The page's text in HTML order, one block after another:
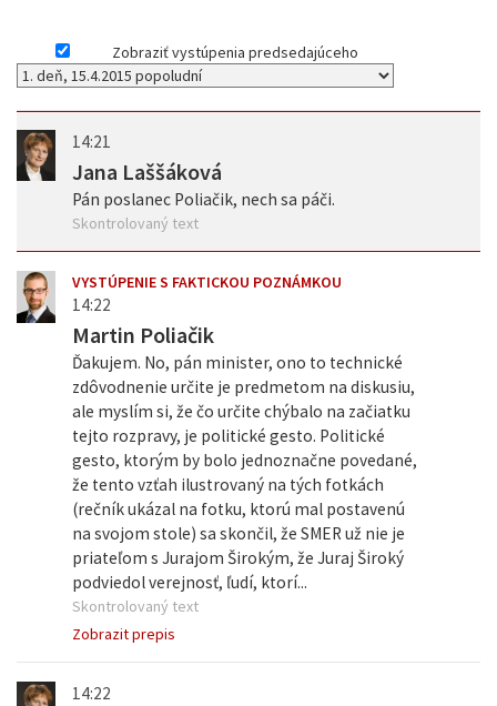
Zobraziť vystúpenia predsedajúceho
14:21
Jana Laššáková
Pán poslanec Poliačik, nech sa páči.
Skontrolovaný text
VYSTÚPENIE S FAKTICKOU POZNÁMKOU
14:22
Martin Poliačik
Ďakujem. No, pán minister, ono to technické
zdôvodnenie určite je predmetom na diskusiu,
ale myslím si, že čo určite chýbalo na začiatku
tejto rozpravy, je politické gesto. Politické
gesto, ktorým by bolo jednoznačne povedané,
že tento vzťah ilustrovaný na tých fotkách
(rečník ukázal na fotku, ktorú mal postavenú
na svojom stole) sa skončil, že SMER už nie je
priateľom s Jurajom Širokým, že Juraj Široký
podviedol verejnosť, ľudí, ktorí...
Skontrolovaný text
Zobrazit prepis
14:22